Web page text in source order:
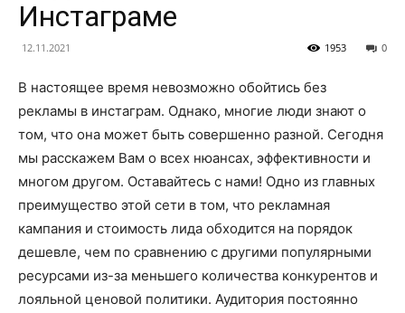
Инстаграме
12.11.2021 0
1953
В настоящее время невозможно обойтись без
рекламы в инстаграм. Однако, многие люди знают о
том, что она может быть совершенно разной. Сегодня
мы расскажем Вам о всех нюансах, эффективности и
многом другом. Оставайтесь с нами! Одно из главных
преимущество этой сети в том, что рекламная
кампания и стоимость лида обходится на порядок
дешевле, чем по сравнению с другими популярными
ресурсами из-за меньшего количества конкурентов и
лояльной ценовой политики. Аудитория постоянно